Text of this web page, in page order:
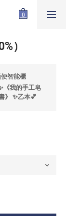
）
智能櫃
《我的手工皂
》 ✨乙本💕